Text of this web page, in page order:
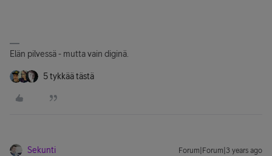
Elän pilvessä - mutta vain diginä.
5 tykkää tästä
Sekunti Forum|Forum|3 years ago